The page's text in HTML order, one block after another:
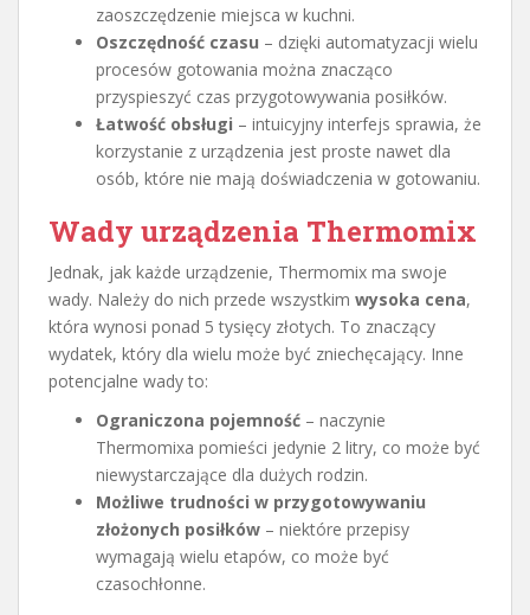
zaoszczędzenie miejsca w kuchni.
Oszczędność czasu – dzięki automatyzacji wielu
procesów gotowania można znacząco
przyspieszyć czas przygotowywania posiłków.
Łatwość obsługi – intuicyjny interfejs sprawia, że
korzystanie z urządzenia jest proste nawet dla
osób, które nie mają doświadczenia w gotowaniu.
Wady urządzenia Thermomix
Jednak, jak każde urządzenie, Thermomix ma swoje
wady. Należy do nich przede wszystkim wysoka cena,
która wynosi ponad 5 tysięcy złotych. To znaczący
wydatek, który dla wielu może być zniechęcający. Inne
potencjalne wady to:
Ograniczona pojemność – naczynie
Thermomixa pomieści jedynie 2 litry, co może być
niewystarczające dla dużych rodzin.
Możliwe trudności w przygotowywaniu
złożonych posiłków – niektóre przepisy
wymagają wielu etapów, co może być
czasochłonne.